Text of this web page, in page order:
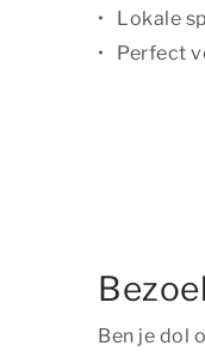
Lokale
Perfect
Ben je dol